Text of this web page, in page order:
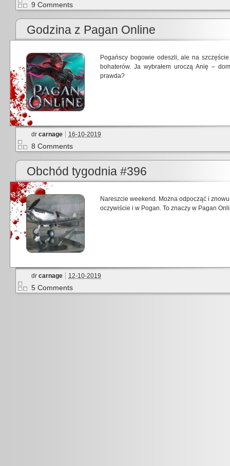
9 Comments
Godzina z Pagan Online
Pogańscy bogowie odeszli, ale na
bohaterów. Ja wybrałem uroczą Anię –
prawda?
dr carnage 16-10-2019
8 Comments
Obchód tygodnia #396
Nareszcie weekend. Można odpocząć i
oczywiście i w Pogan. To znaczy w Pagan
dr carnage 12-10-2019
5 Comments